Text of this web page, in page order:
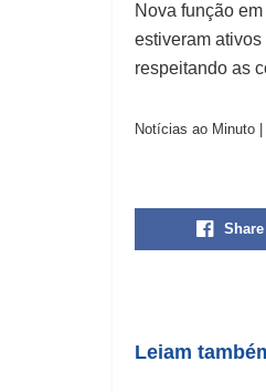
Nova função
estiveram
respeitando as
Notícias ao Minuto
Share
Leiam